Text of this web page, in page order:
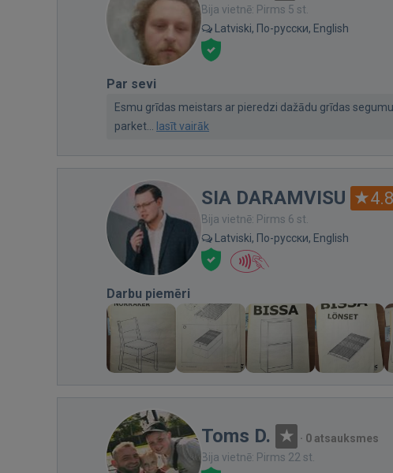
Bija vietnē: Pirms 5 st.
Latviski, По-русски, English
Par sevi
Esmu grīdas meistars ar pieredzi dažādu grīdas
parket... lasīt vairāk
SIA DARAMVISU 4.8
Bija vietnē: Pirms 6 st.
Latviski, По-русски, English
Darbu piemēri
Toms D. · 0 atsauksmes
Bija vietnē: Pirms 22 st.